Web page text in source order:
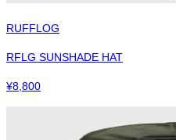
RUFFLOG
RFLG SUNSHADE HAT
¥8,800